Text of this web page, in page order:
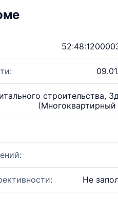
строительства,
Не